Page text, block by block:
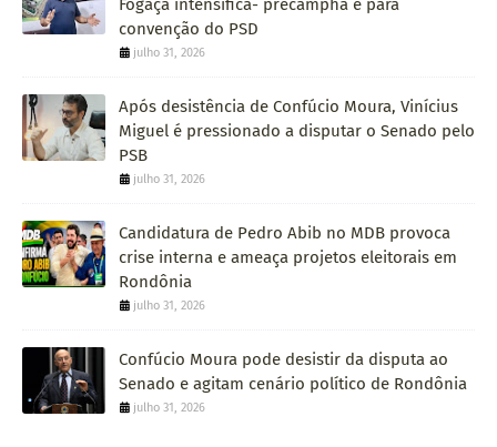
Fogaça intensifica- précampha e para
convenção do PSD
julho 31, 2026
Após desistência de Confúcio Moura, Vinícius
Miguel é pressionado a disputar o Senado pelo
PSB
julho 31, 2026
Candidatura de Pedro Abib no MDB provoca
crise interna e ameaça projetos eleitorais em
Rondônia
julho 31, 2026
Confúcio Moura pode desistir da disputa ao
Senado e agitam cenário político de Rondônia
julho 31, 2026